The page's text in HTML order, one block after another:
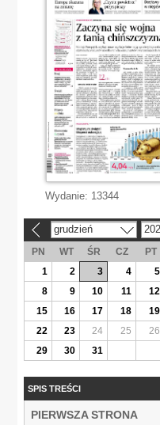
Wydanie: 13344
grudzień
PN WT ŚR CZ PT
1
2 3 4 5
8
9 10 11 12
15
16 17 18 19
22
23 24 25 26
29
30 31
SPIS TREŚCI
PIERWSZA STRONA